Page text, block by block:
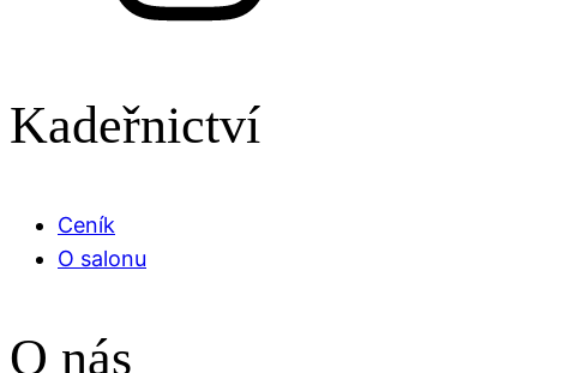
Kadeřnictví
Ceník
O salonu
O nás